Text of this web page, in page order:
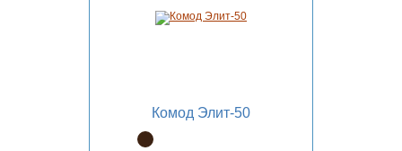
Комод Элит-50